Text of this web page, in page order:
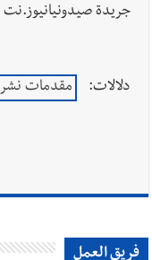
جريدة صيدونيانيوز.نت
دلالات:
مقدمات نشرات
فريق العمل